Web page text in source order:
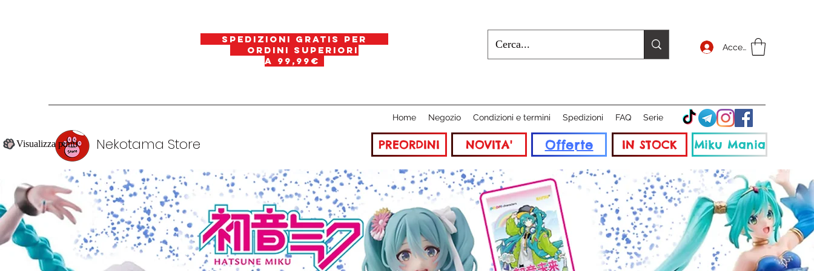
spedizioni gratis per
ordini superiori
a 99,99€
Accedi
Nekotama Store
Visualizza punti
Home Negozio Condizioni e termini Spedizioni FAQ Serie
PREORDINI NOVITA' Offerte IN STOCK Miku Mania